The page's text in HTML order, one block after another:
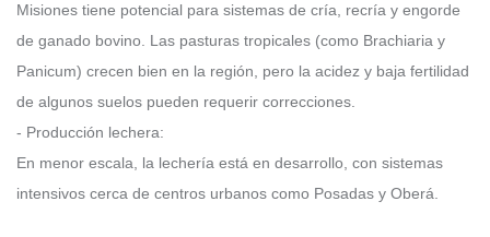
Misiones tiene potencial para sistemas de cría, recría y engorde
de ganado bovino. Las pasturas tropicales (como Brachiaria y
Panicum) crecen bien en la región, pero la acidez y baja fertilidad
de algunos suelos pueden requerir correcciones.
- Producción lechera:
En menor escala, la lechería está en desarrollo, con sistemas
intensivos cerca de centros urbanos como Posadas y Oberá.